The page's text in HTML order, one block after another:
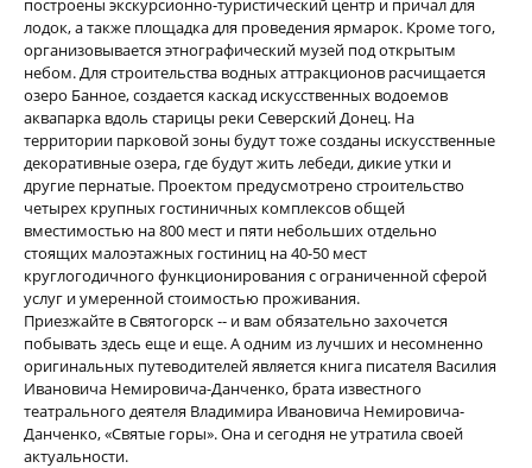
построены экскурсионно-туристический центр и причал для
лодок, а также площадка для проведения ярмарок. Кроме того,
организовывается этнографический музей под открытым
небом. Для строительства водных аттракционов расчищается
озеро Банное, создается каскад искусственных водоемов
аквапарка вдоль старицы реки Северский Донец. На
территории парковой зоны будут тоже созданы искусственные
декоративные озера, где будут жить лебеди, дикие утки и
другие пернатые. Проектом предусмотрено строительство
четырех крупных гостиничных комплексов общей
вместимостью на 800 мест и пяти небольших отдельно
стоящих малоэтажных гостиниц на 40-50 мест
круглогодичного функционирования с ограниченной сферой
услуг и умеренной стоимостью проживания.
Приезжайте в Святогорск -- и вам обязательно захочется
побывать здесь еще и еще. А одним из лучших и несомненно
оригинальных путеводителей является книга писателя Василия
Ивановича Немировича-Данченко, брата известного
театрального деятеля Владимира Ивановича Немировича-
Данченко, «Святые горы». Она и сегодня не утратила своей
актуальности.